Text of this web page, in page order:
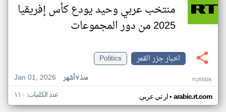
منتخب عربي وحيد يودع كأس إفريقيا
2025 من دور المجموعات
اخبار جزر القمر
Politics
Jan 01, 2026
منذ ٧ أشهر YU55DX
ار تي عربي• arabic.rt.com عدد الكلمات: ١١٠